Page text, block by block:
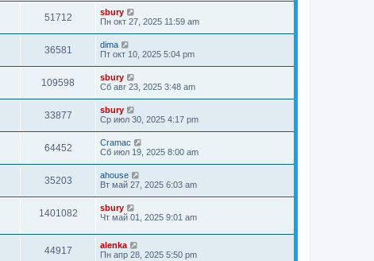
51712
sbury
Пн окт 27, 2025 11:59 am
36581
dima
Пт окт 10, 2025 5:04 pm
109598
sbury
Сб авг 23, 2025 3:48 am
33877
sbury
Ср июл 30, 2025 4:17 pm
64452
Cramac
Сб июл 19, 2025 8:00 am
35203
ahouse
Вт май 27, 2025 6:03 am
1401082
sbury
Чт май 01, 2025 9:01 am
44917
alenka
Пн апр 28, 2025 5:50 pm